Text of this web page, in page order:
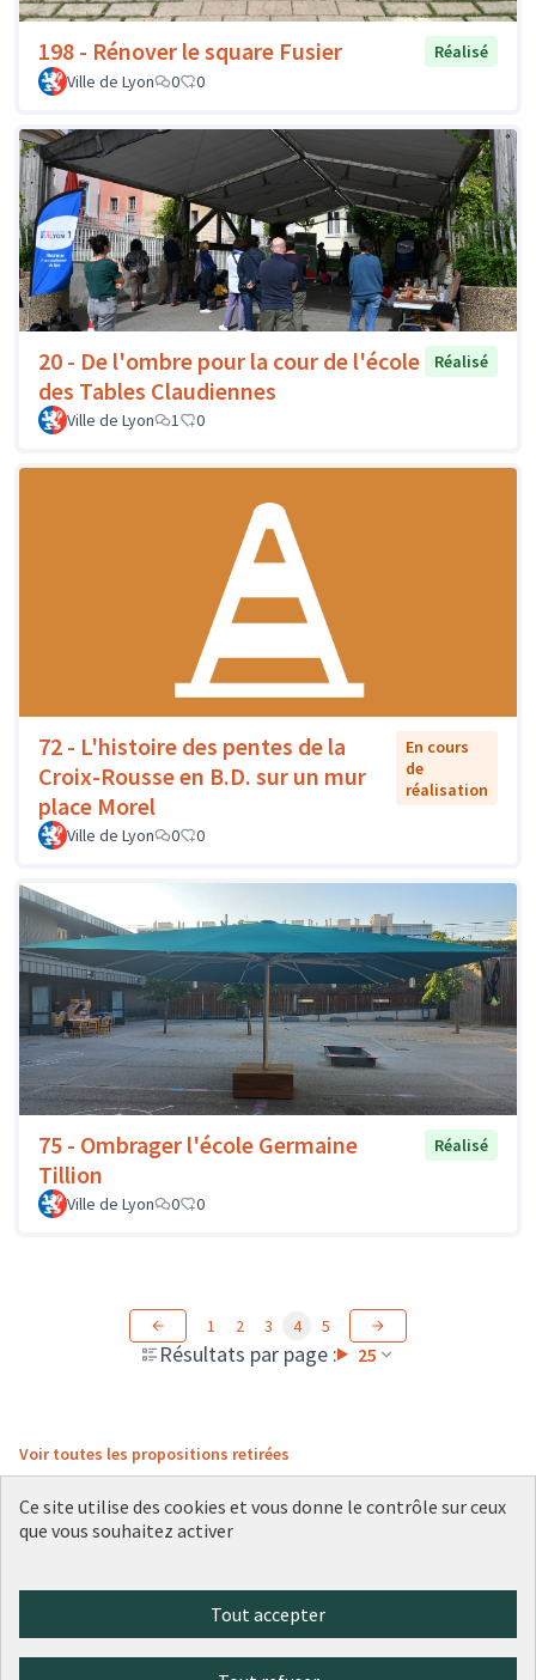
198 - Rénover le square Fusier
Réalisé
Ville de Lyon
0 0
20 - De l'ombre pour la cour de l'école
des Tables Claudiennes
Réalisé
Ville de Lyon 1 0
72 - L'histoire des pentes de la
Croix-Rousse en B.D. sur un mur
place Morel
En cours
de
réalisation
Ville de Lyon 0 0
75 - Ombrager l'école Germaine
Tillion
Réalisé
Ville de Lyon 0 0
Résultats par page : 25
1 2 3 4 5
Voir toutes les propositions retirées
(Lien externe)
(Lien externe)
(Lien externe)
(Lien externe)
(Lien externe)
Ce site utilise des cookies et vous donne le contrôle sur ceux
que vous souhaitez activer
Tout accepter